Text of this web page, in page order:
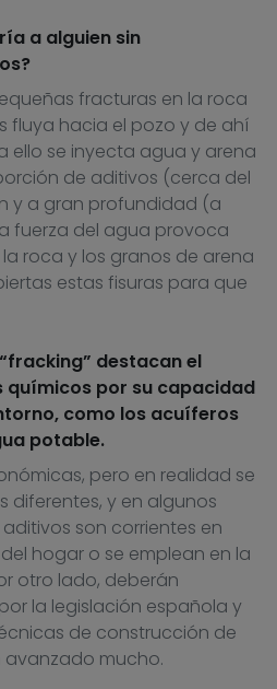
a alguien sin
fracturas en la roca
fluya hacia el pozo y de ahí
ello se inyecta agua y arena
de aditivos (cerca del
y a gran profundidad (a
fuerza del agua provoca
roca y los granos de arena
estas fisuras para que
destacan el
químicos por su capacidad
como los acuíferos
potable.
pero en realidad se
diferentes, y en algunos
son corrientes en
hogar o se emplean en la
otro lado, deberán
la legislación española y
de construcción de
mucho.